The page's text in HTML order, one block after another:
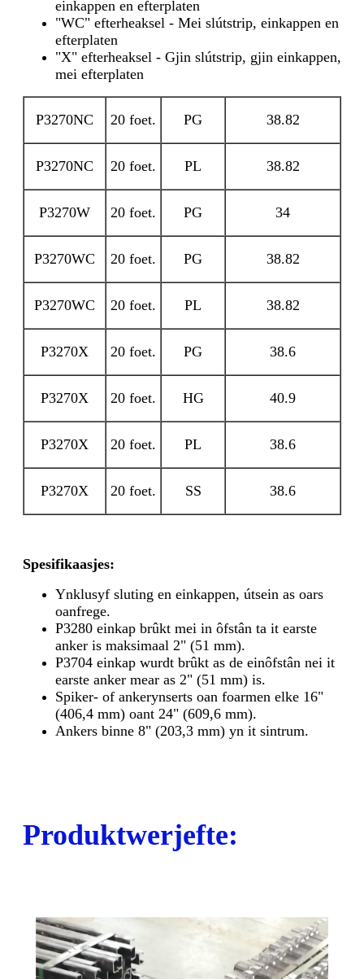
einkappen en efterplaten
"WC" efterheaksel - Mei slútstrip, einkappen en
efterplaten
"X" efterheaksel - Gjin slútstrip, gjin einkappen,
mei efterplaten
P3270NC 20 foet. PG 38.82
P3270NC 20 foet. PL 38.82
P3270W 20 foet. PG 34
P3270WC 20 foet. PG 38.82
P3270WC 20 foet. PL 38.82
P3270X 20 foet. PG 38.6
P3270X 20 foet. HG 40.9
P3270X 20 foet. PL 38.6
P3270X 20 foet. SS 38.6
Spesifikaasjes:
Ynklusyf sluting en einkappen, útsein as oars
oanfrege.
P3280 einkap brûkt mei in ôfstân ta it earste
anker is maksimaal 2" (51 mm).
P3704 einkap wurdt brûkt as de einôfstân nei it
earste anker mear as 2" (51 mm) is.
Spiker- of ankerynserts oan foarmen elke 16"
(406,4 mm) oant 24" (609,6 mm).
Ankers binne 8" (203,3 mm) yn it sintrum.
Produktwerjefte: